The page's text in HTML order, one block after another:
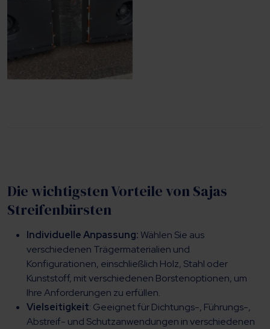
Die wichtigsten Vorteile von Sajas
Streifenbürsten
Individuelle Anpassung: Wählen Sie aus
verschiedenen Trägermaterialien und
Konfigurationen, einschließlich Holz, Stahl oder
Kunststoff, mit verschiedenen Borstenoptionen, um
Ihre Anforderungen zu erfüllen.
Vielseitigkeit: Geeignet für Dichtungs-, Führungs-,
Abstreif- und Schutzanwendungen in verschiedenen